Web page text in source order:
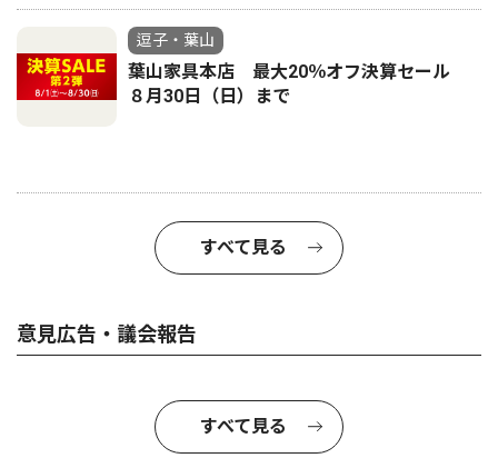
逗子・葉山
葉山家具本店 最大20％オフ決算セール
８月30日（日）まで
すべて見る
意見広告・議会報告
すべて見る